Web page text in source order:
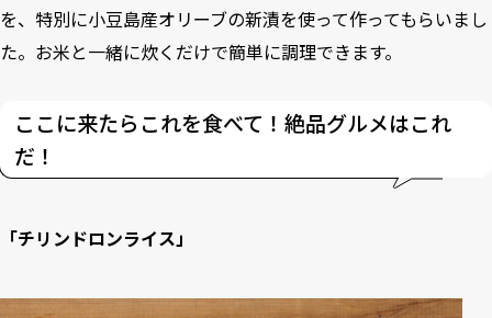
を、特別に小豆島産オリーブの新漬を使って作ってもらいまし
た。お米と一緒に炊くだけで簡単に調理できます。
ここに来たらこれを食べて！絶品グルメはこれ
だ！
「チリンドロンライス」